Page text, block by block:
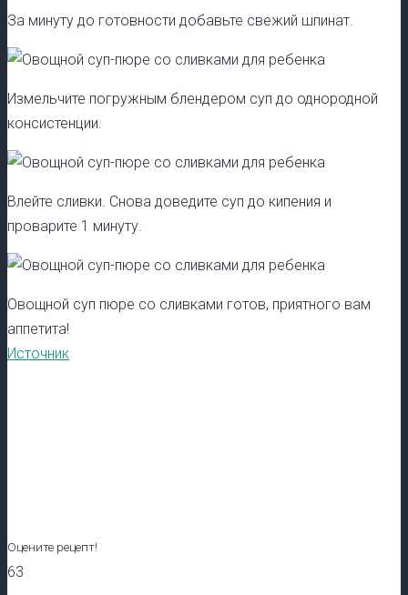
За минуту до готовности добавьте свежий шпинат.
Измельчите погружным блендером суп до однородной
консистенции.
Влейте сливки. Снова доведите суп до кипения и
проварите 1 минуту.
Овощной суп пюре со сливками готов, приятного вам
аппетита!
Источник
Оцените рецепт!
63